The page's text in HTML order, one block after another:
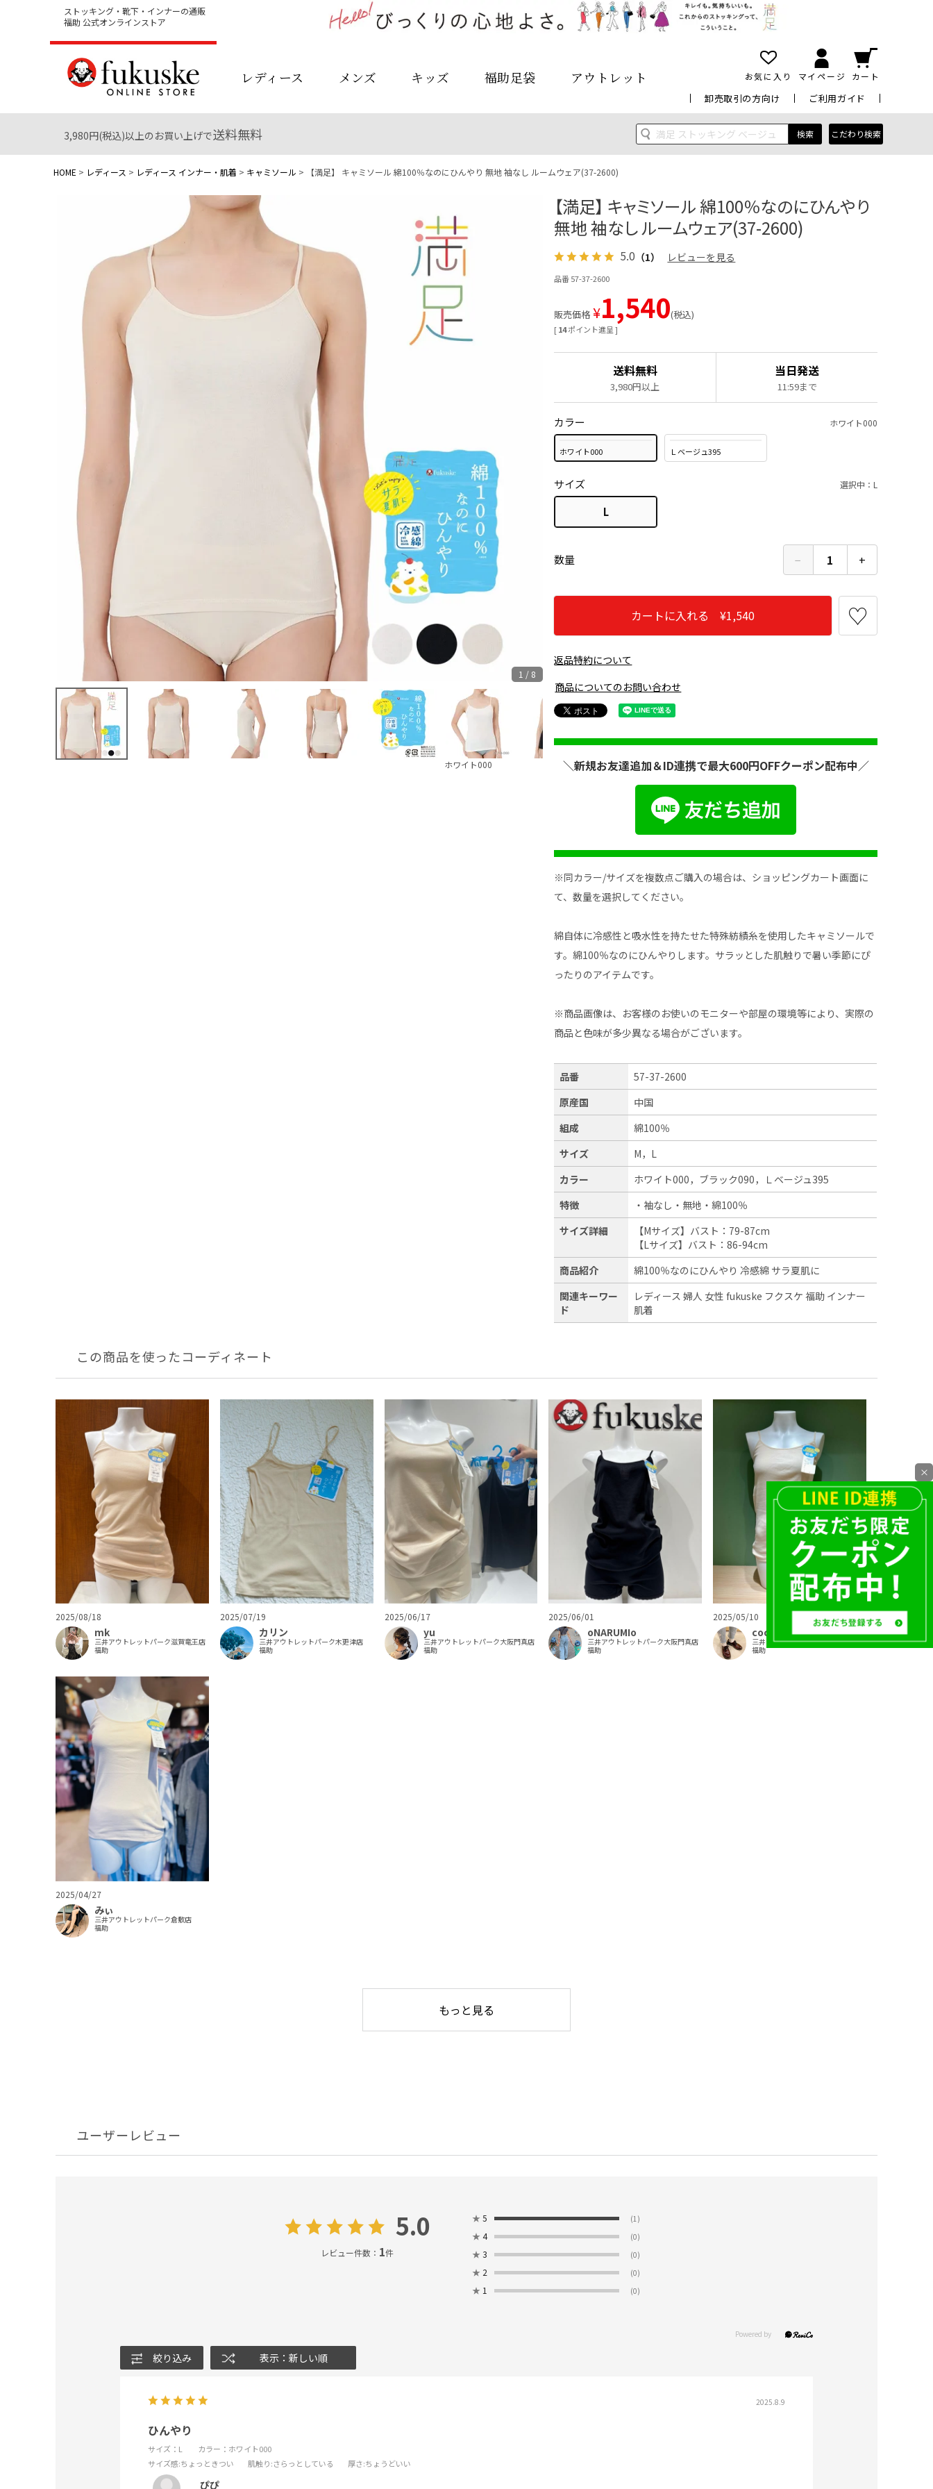
ストッキング・靴下・インナーの通販
福助 公式オンラインストア
レディース メンズ キッズ 福助足袋 アウトレット お気に入り マイページ カート
卸売取引の方向け ご利用ガイド
3,980円(税込)以上のお買い上げで送料無料 検索 こだわり検索
HOME レディース レディース インナー・肌着 キャミソール 【満足】 キャミソール 綿100％なのにひんやり 無地 袖なし ルームウェア(37-2600)
1 / 8
ホワイト000 Ｌベージュ395
【満足】 キャミソール 綿100％なのにひんやり
無地 袖なし ルームウェア(37-2600)
5.0 （1） レビューを見る
品番 57-37-2600
[14ポイント進呈 ]
販売価格 ¥1,540 税込
送料無料
3,980円以上
当日発送
11:59まで
カラー ホワイト000
ホワイト000 Ｌベージュ395
サイズ 選択中：L
L
数量 − 1 +
カートに入れる ¥1,540
返品特約について
商品についてのお問い合わせ
＼新規お友達追加＆ID連携で最大600円OFFクーポン配布中／
※同カラー/サイズを複数点ご購入の場合は、ショッピングカート画面に
て、数量を選択してください。
綿自体に冷感性と吸水性を持たせた特殊紡績糸を使用したキャミソールで
す。綿100％なのにひんやりします。サラッとした肌触りで暑い季節にぴ
ったりのアイテムです。
※商品画像は、お客様のお使いのモニターや部屋の環境等により、実際の
商品と色味が多少異なる場合がございます。
品番
57-37-2600
原産国
中国
組成
綿100％
サイズ
M，L
カラー
ホワイト000，ブラック090，Ｌベージュ395
特徴
・袖なし・無地・綿100％
サイズ詳細
【Mサイズ】バスト：79-87cm
【Lサイズ】バスト：86-94cm
商品紹介
綿100％なのにひんやり 冷感綿 サラ夏肌に
関連キーワー
ド
レディース 婦人 女性 fukuske フクスケ 福助 インナー
肌着
この商品を使ったコーディネート
2025/08/18
mk
三井アウトレットパーク滋賀竜王店
福助
2025/07/19
カリン
三井アウトレットパーク木更津店
福助
2025/06/17
yu
三井アウトレットパーク大阪門真店
福助
2025/06/01
oNARUMIo
三井アウトレットパーク大阪門真店
福助
2025/05/10
cocchi
三井アウトレットパーク北広島店
福助
2025/04/27
みぃ
三井アウトレットパーク倉敷店
福助
もっと見る
ユーザーレビュー
5.0
レビュー件数： 1件
★ 5 (1)
★ 4 (0)
★ 3 (0)
★ 2 (0)
★ 1 (0)
絞り込み 表示：新しい順
2025.8.9
ひんやり
サイズ：L
カラー：ホワイト000
サイズ感:ちょっときつい 肌触り:さらっとしている 厚さ:ちょうどいい
ぴぴ
×